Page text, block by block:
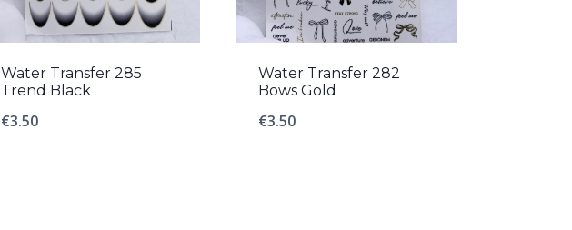
Water Transfer 285
Trend Black
€3.50
Water Transfer 282
Bows Gold
€3.50